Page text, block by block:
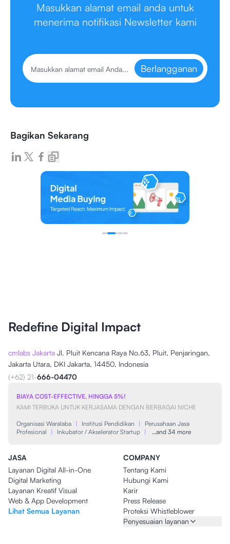
Masukkan alamat email anda untuk
menerima notifikasi Newsletter kami
Berlangganan
Bagikan Sekarang
Redefine Digital Impact
cmlabs Jakarta Jl. Pluit Kencana Raya No.63, Pluit, Penjaringan,
Jakarta Utara, DKI Jakarta, 14450, Indonesia
(+62) 21-666-04470
BIAYA COST-EFFECTIVE, HINGGA 5%!
KAMI TERBUKA UNTUK KERJASAMA DENGAN BERBAGAI NICHE
Organisasi Waralaba | Institusi Pendidikan |
Perusahaan Jasa
Profesional
| Inkubator / Akselerator Startup | …and 34 more
JASA
Layanan Digital All-in-One
Digital Marketing
Layanan Kreatif Visual
Web & App Development
Lihat Semua Layanan
COMPANY
Tentang Kami
Hubungi Kami
Karir
Press Release
Proteksi Whistleblower
Penyesuaian layanan